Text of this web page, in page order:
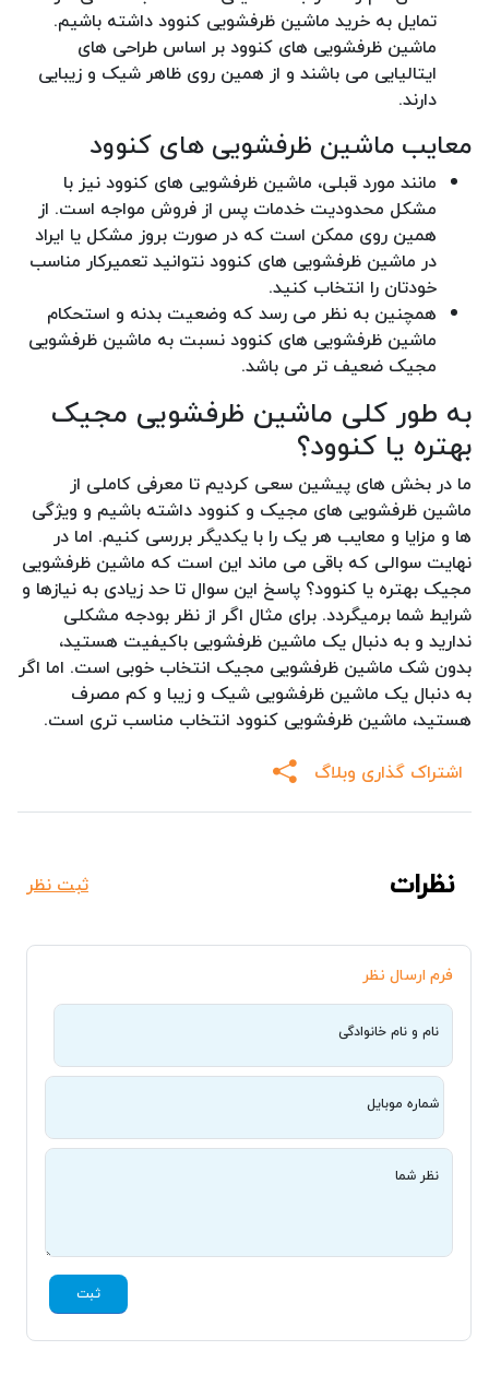
تمایل به خرید ماشین ظرفشویی کنوود داشته باشیم.
ماشین ظرفشویی های کنوود بر اساس طراحی های
ایتالیایی می باشند و از همین روی ظاهر شیک و زیبایی
دارند.
معایب ماشین ظرفشویی های کنوود
مانند مورد قبلی، ماشین ظرفشویی های کنوود نیز با
مشکل محدودیت خدمات پس از فروش مواجه است. از
همین روی ممکن است که در صورت بروز مشکل یا ایراد
در ماشین ظرفشویی های کنوود نتوانید تعمیرکار مناسب
خودتان را انتخاب کنید.
همچنین به نظر می رسد که وضعیت بدنه و استحکام
ماشین ظرفشویی های کنوود نسبت به ماشین ظرفشویی
مجیک ضعیف تر می باشد.
به طور کلی ماشین ظرفشویی مجیک
بهتره یا کنوود؟
ما در بخش های پیشین سعی کردیم تا معرفی کاملی از
ماشین ظرفشویی های مجیک و کنوود داشته باشیم و ویژگی
ها و مزایا و معایب هر یک را با یکدیگر بررسی کنیم. اما در
نهایت سوالی که باقی می ماند این است که ماشین ظرفشویی
مجیک بهتره یا کنوود؟ پاسخ این سوال تا حد زیادی به نیازها و
شرایط شما برمیگردد. برای مثال اگر از نظر بودجه مشکلی
ندارید و به دنبال یک ماشین ظرفشویی باکیفیت هستید،
بدون شک ماشین ظرفشویی مجیک انتخاب خوبی است. اما اگر
به دنبال یک ماشین ظرفشویی شیک و زیبا و کم مصرف
هستید، ماشین ظرفشویی کنوود انتخاب مناسب تری است.
اشتراک گذاری وبلاگ
نظرات ثبت نظر
فرم ارسال نظر
نام و نام خانوادگی
شماره موبایل
نظر شما
ثبت